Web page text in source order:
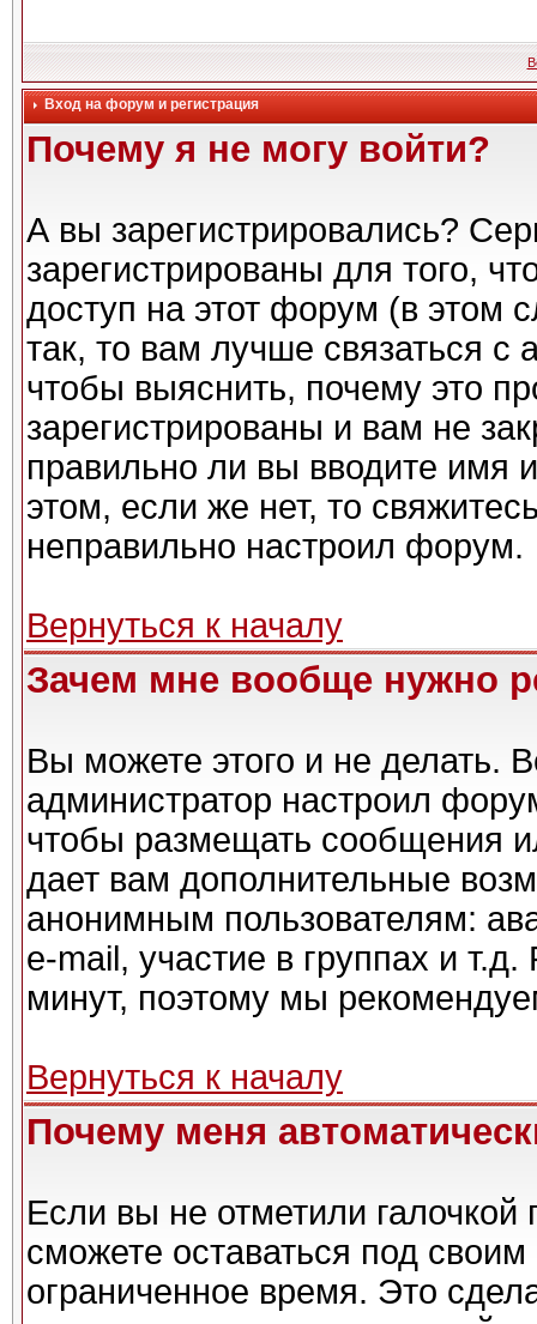
Вход на форум и регистрация
Почему я не могу войти?
А вы зарегистрировались?
зарегистрированы для того,
доступ на этот форум (в этом
так, то вам лучше связаться
чтобы выяснить, почему это
зарегистрированы и вам не
правильно ли вы вводите
этом, если же нет, то
неправильно настроил форум.
Вернуться к началу
Зачем мне вообще нужно
Вы можете этого и не делать.
администратор настроил
чтобы размещать сообщения
дает вам дополнительные
анонимным пользователям:
e-mail, участие в группах и
минут, поэтому мы
Вернуться к началу
Почему меня
Если вы не отметили галочкой
сможете оставаться под
ограниченное время. Это